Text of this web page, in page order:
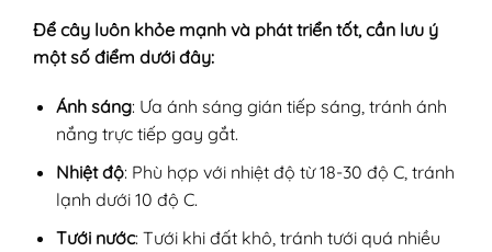
Để cây luôn khỏe mạnh và phát triển tốt, cần lưu ý
một số điểm dưới đây:
Ánh sáng: Ưa ánh sáng gián tiếp sáng, tránh ánh
nắng trực tiếp gay gắt.
Nhiệt độ: Phù hợp với nhiệt độ từ 18-30 độ C, tránh
lạnh dưới 10 độ C.
Tưới nước: Tưới khi đất khô, tránh tưới quá nhiều